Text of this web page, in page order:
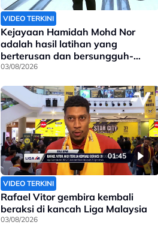
VIDEO TERKINI
Kejayaan Hamidah Mohd Nor
adalah hasil latihan yang
berterusan dan bersungguh-
sungguh
03/08/2026
01:45
VIDEO TERKINI
Rafael Vitor gembira kembali
beraksi di kancah Liga Malaysia
03/08/2026